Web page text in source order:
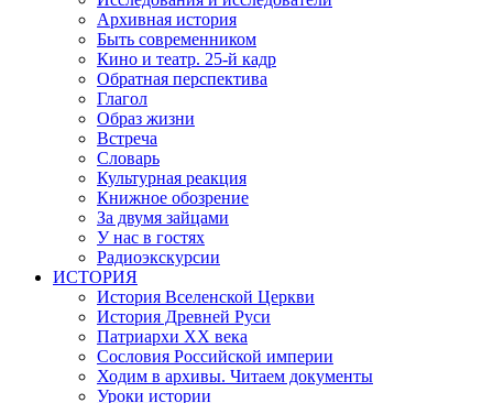
Архивная история
Быть современником
Кино и театр. 25-й кадр
Обратная перспектива
Глагол
Образ жизни
Встреча
Словарь
Культурная реакция
Книжное обозрение
За двумя зайцами
У нас в гостях
Радиоэкскурсии
ИСТОРИЯ
История Вселенской Церкви
История Древней Руси
Патриархи XX века
Сословия Российской империи
Ходим в архивы. Читаем документы
Уроки истории